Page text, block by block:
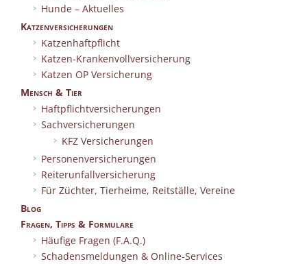
Hunde – Aktuelles
Katzenversicherungen
Katzenhaftpflicht
Katzen-Krankenvollversicherung
Katzen OP Versicherung
Mensch & Tier
Haftpflichtversicherungen
Sachversicherungen
KFZ Versicherungen
Personenversicherungen
Reiterunfallversicherung
Für Züchter, Tierheime, Reitställe, Vereine
Blog
Fragen, Tipps & Formulare
Häufige Fragen (F.A.Q.)
Schadensmeldungen & Online-Services